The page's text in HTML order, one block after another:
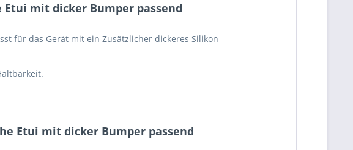
mit dicker Bumper passend
für das Gerät mit ein Zusätzlicher dickeres Silikon
Etui mit dicker Bumper passend